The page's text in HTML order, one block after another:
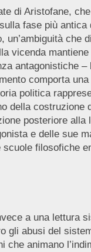
di Aristofane,
fase più
un’ambiguità
vicenda
antagonistiche
comporta
politica
della costruzione
posteriore
e delle sue
filosofiche
a una lettura
gli abusi del
animano